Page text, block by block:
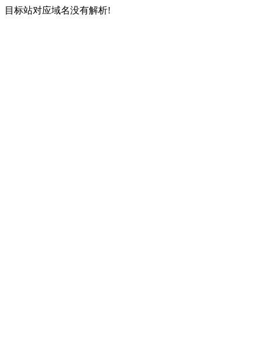
目标站对应域名没有解析!